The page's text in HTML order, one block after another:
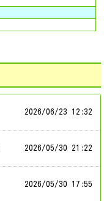
2026/06/23 12:32
2026/05/30 21:22
2026/05/30 17:55